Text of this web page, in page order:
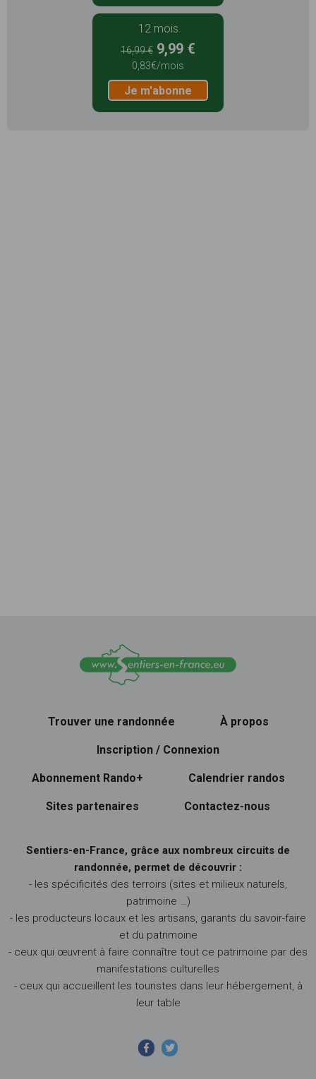
12 mois
16,99 € 9,99 €
0,83€/mois
Je m'abonne
Trouver une randonnée À propos
Inscription / Connexion
Abonnement Rando+ Calendrier randos
Sites partenaires Contactez-nous
Sentiers-en-France, grâce aux nombreux circuits de
randonnée, permet de découvrir :
- les spécificités des terroirs (sites et milieux naturels,
patrimoine …)
- les producteurs locaux et les artisans, garants du savoir-faire
et du patrimoine
- ceux qui œuvrent à faire connaître tout ce patrimoine par des
manifestations culturelles
- ceux qui accueillent les touristes dans leur hébergement, à
leur table